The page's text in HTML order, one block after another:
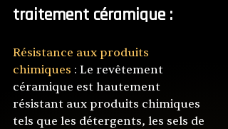
traitement céramique :
Résistance aux produits
chimiques : Le revêtement
céramique est hautement
résistant aux produits chimiques
tels que les détergents, les sels de